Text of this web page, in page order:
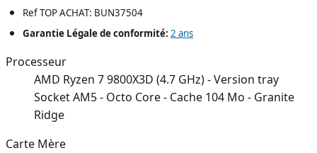
Ref TOP ACHAT: BUN37504
Garantie Légale de conformité: 2 ans
Processeur
AMD Ryzen 7 9800X3D (4.7 GHz) - Version tray
Socket AM5 - Octo Core - Cache 104 Mo - Granite
Ridge
Carte Mère